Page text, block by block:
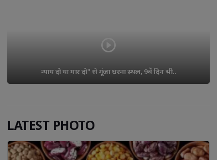
न्याय दो या मार दो" से गूंजा धरना स्थल, 9वें दिन भी..
LATEST PHOTO